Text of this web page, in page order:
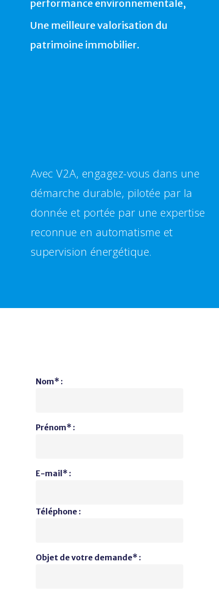
performance environnementale,
Une meilleure valorisation du
patrimoine immobilier.
Avec V2A, engagez-vous dans une
démarche durable, pilotée par la
donnée et portée par une expertise
reconnue en automatisme et
supervision énergétique.
Nom* :
Prénom* :
E-mail* :
Téléphone :
Objet de votre demande* :